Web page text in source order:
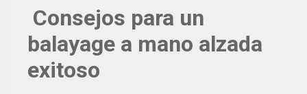
Consejos para un
balayage a mano alzada
exitoso